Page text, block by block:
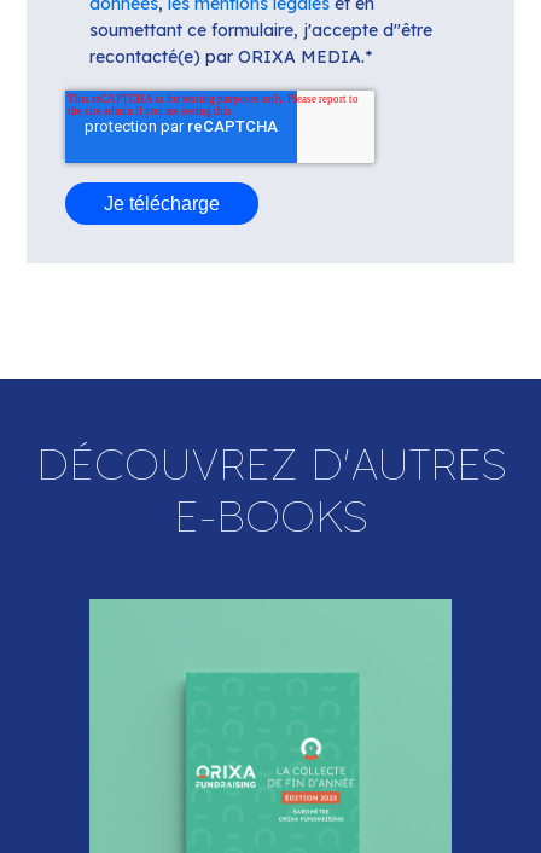
soumettant ce formulaire, j'accepte d"être
recontacté(e) par ORIXA MEDIA.*
DÉCOUVREZ D'AUTRES
E-BOOKS